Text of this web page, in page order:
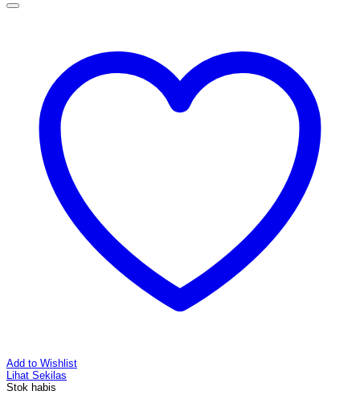
Add to Wishlist
Lihat Sekilas
Stok habis